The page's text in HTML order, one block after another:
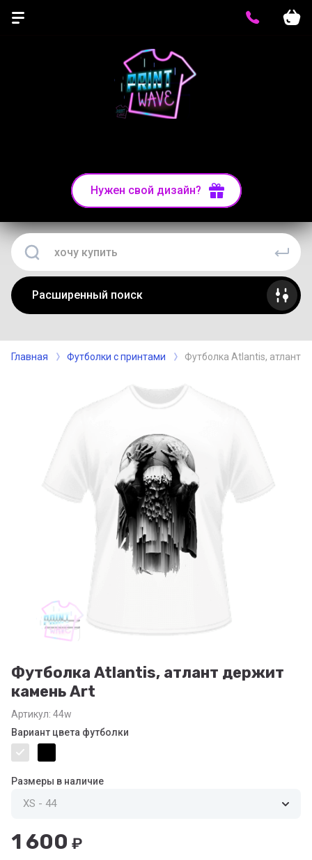
Нужен свой дизайн?
Расширенный поиск
Главная Футболки с принтами Футболка Atlantis, атлант
Футболка Atlantis, атлант держит
камень Art
Артикул: 44w
Вариант цвета футболки
Размеры в наличие
1 600 ₽